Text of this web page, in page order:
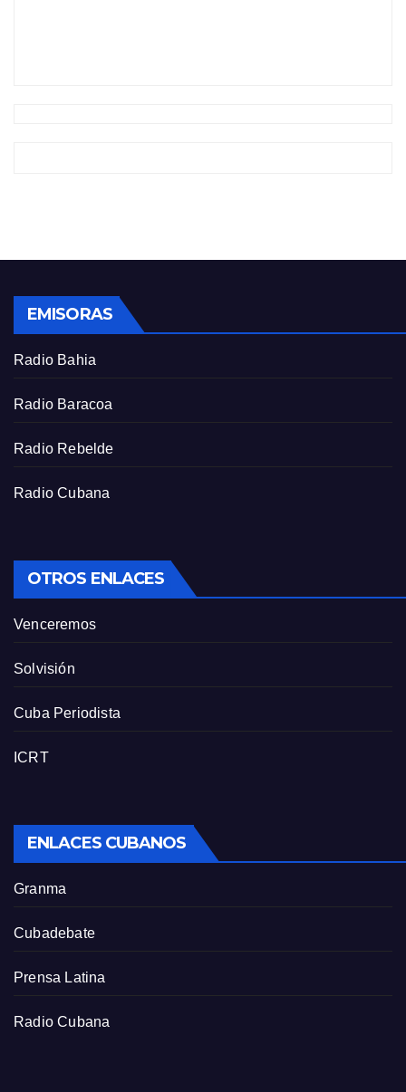
EMISORAS
Radio Bahia
Radio Baracoa
Radio Rebelde
Radio Cubana
OTROS ENLACES
Venceremos
Solvisión
Cuba Periodista
ICRT
ENLACES CUBANOS
Granma
Cubadebate
Prensa Latina
Radio Cubana